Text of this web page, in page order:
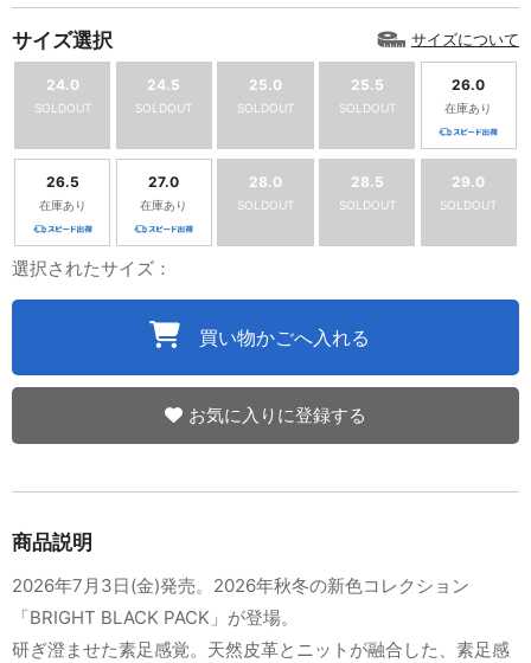
サイズ選択 サイズについて
24.0
SOLDOUT
24.5
SOLDOUT
25.0
SOLDOUT
25.5
SOLDOUT
26.0
在庫あり
26.5
在庫あり
27.0
在庫あり
28.0
SOLDOUT
28.5
SOLDOUT
29.0
SOLDOUT
選択されたサイズ：
買い物かごへ入れる
お気に入りに登録する
商品説明
2026年7月3日(金)発売。2026年秋冬の新色コレクション
「BRIGHT BLACK PACK」が登場。
研ぎ澄ませた素足感覚。天然皮革とニットが融合した、素足感